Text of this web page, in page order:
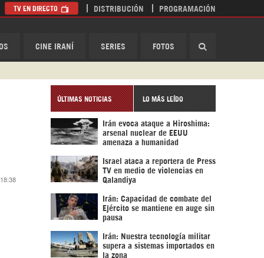
CINE IRANÍ SERIES FOTOS
TV EN DIRECTO DISTRIBUCIÓN PROGRAMACIÓN
ÚLTIMAS NOTICIAS LO MÁS LEÍDO
Irán evoca ataque a Hiroshima:
arsenal nuclear de EEUU
amenaza a humanidad
Israel ataca a reportera de Press
TV en medio de violencias en
Qalandiya
Irán: Capacidad de combate del
Ejército se mantiene en auge sin
pausa
Irán: Nuestra tecnología militar
supera a sistemas importados en
la zona